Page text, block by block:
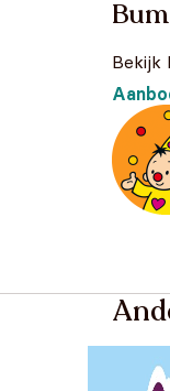
Bekijk